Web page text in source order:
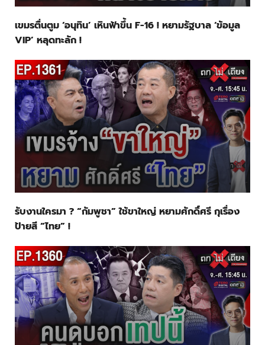
เขมรตื่นตูม ‘อนุทิน’ เหินฟ้าขึ้น F-16 ! หยามรัฐบาล ‘ข้อมูล
VIP’ หลุดทะลัก !
รับงานใครมา ? “กัมพูชา” ใช้ขาใหญ่ หยามศักดิ์ศรี กุเรื่อง
ป้ายสี “ไทย” !